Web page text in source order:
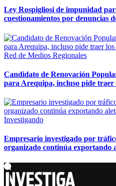
Ley Rospigliosi de impunidad
cuestionamientos por denuncias
Red de Medios Regionales
Candidato de Renovación
para Arequipa, incluso pide traer
Investigando
Empresario investigado por
organizado continúa exportando